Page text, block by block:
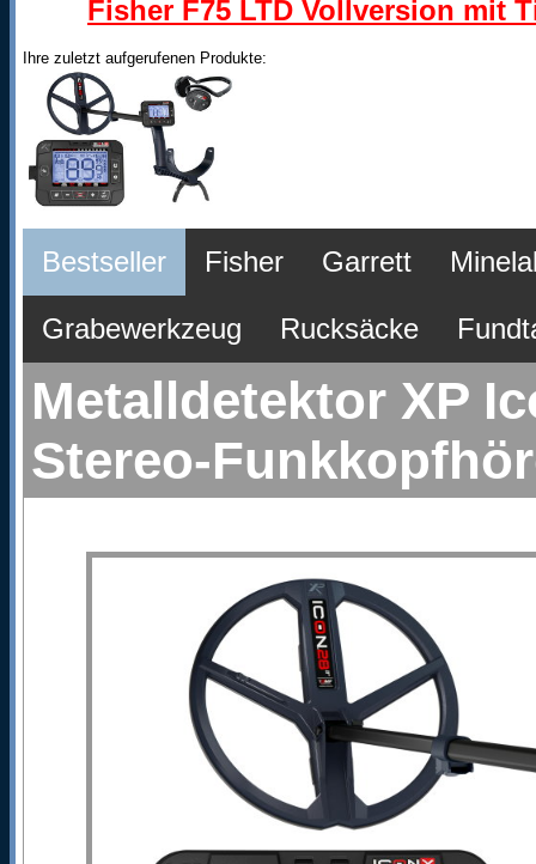
Fisher F75 LTD Vollversion mit
Ihre zuletzt aufgerufenen Produkte:
Bestseller Fisher Garrett
Grabewerkzeug Rucksäcke
Metalldetektor XP
Stereo-